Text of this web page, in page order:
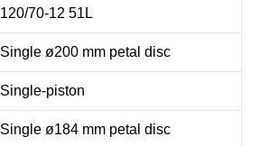
120/70-12 51L
Single ø200 mm petal disc
Single-piston
Single ø184 mm petal disc